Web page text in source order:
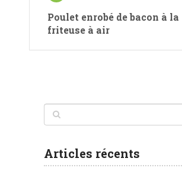
Poulet enrobé de bacon à la
friteuse à air
Articles récents